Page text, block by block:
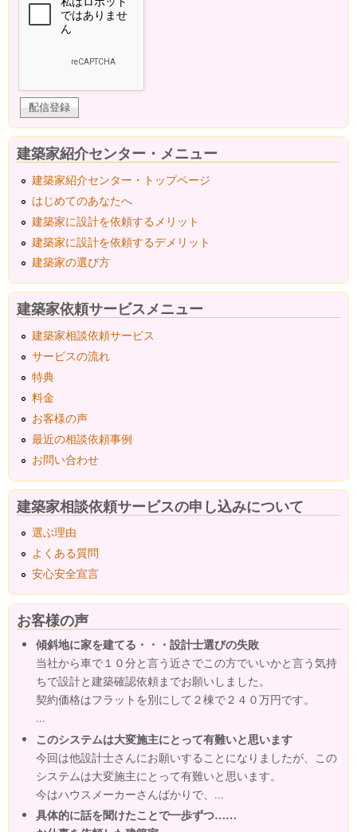
建築家紹介センター・メニュー
建築家紹介センター・トップページ
はじめてのあなたへ
建築家に設計を依頼するメリット
建築家に設計を依頼するデメリット
建築家の選び方
建築家依頼サービスメニュー
建築家相談依頼サービス
サービスの流れ
特典
料金
お客様の声
最近の相談依頼事例
お問い合わせ
建築家相談依頼サービスの申し込みについて
選ぶ理由
よくある質問
安心安全宣言
お客様の声
傾斜地に家を建てる・・・設計士選びの失敗
当社から車で１０分と言う近さでこの方でいいかと言う気持
ちで設計と建築確認依頼までお願いしました。
契約価格はフラットを別にして２棟で２４０万円です。
...
このシステムは大変施主にとって有難いと思います
今回は他設計士さんにお願いすることになりましたが、この
システムは大変施主にとって有難いと思います。
今はハウスメーカーさんばかりで、...
具体的に話を聞けたことで一歩ずつ……